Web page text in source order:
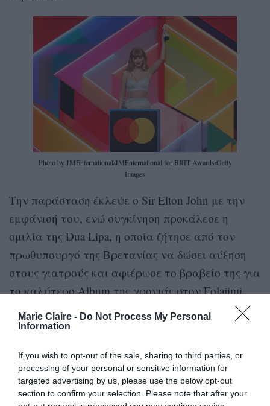
Marie Claire - Do Not Process My Personal
Information
If you wish to opt-out of the sale, sharing to third parties, or
processing of your personal or sensitive information for
targeted advertising by us, please use the below opt-out
section to confirm your selection. Please note that after your
Photo by JMEnternational/JMEnternational for BRIT Awards/Getty
Images
Την παράσταση έκλεψε ο Sir Elton John με την
εμφάνισή του, ενώ συγκίνηση προκάλεσε η
ομιλία της Dua Lipa, η οποία ζήτησε από τον
πρωθυπουργό της Βρετανίας να δώσει αύξηση
στους γιατρούς και αφιέρωσε το βραβείο της για
το καλύτερο Album της χρονιάς στον Folajimi
Olubunmi-Adewole, ο οποίος έχασε τη ζωή του
στην προσπάθειά του να σώσει μία γυναίκα που